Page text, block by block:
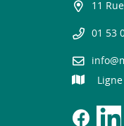
11
01 53